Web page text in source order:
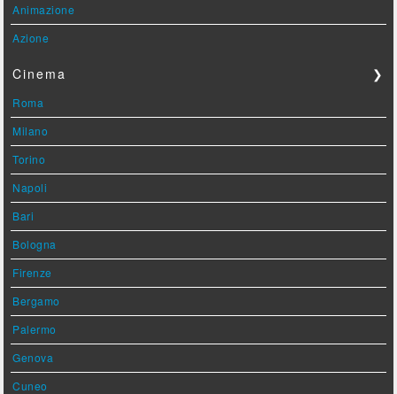
Animazione
Azione
Cinema ❯
Roma
Milano
Torino
Napoli
Bari
Bologna
Firenze
Bergamo
Palermo
Genova
Cuneo